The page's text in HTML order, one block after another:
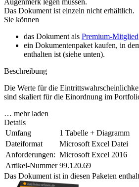
Augenmerk legen müssen.
Das Dokument ist einzeln nicht erhältlich.
Sie können
das Dokument als Premium-Mitglied
ein Dokumentenpaket kaufen, in
enthalten ist (siehe unten).
Beschreibung
Die Werte für die
sind skaliert für die Einordnung im
… mehr laden
Details
Umfang
1 Tabelle + Diagramm
Dateiformat
Microsoft Excel Datei
Anforderungen: Microsoft Excel 2016
Artikel-Nummer 99.120.69
Das Dokument ist in diesen Paketen